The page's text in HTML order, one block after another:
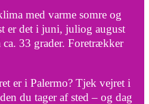
med varme somre og
er det i juni, juliog august
ca. 33 grader. Foretrækker
er i Palermo? Tjek vejret i
du tager af sted – og dag